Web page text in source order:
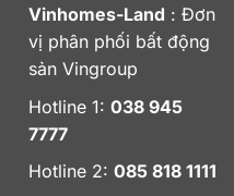
Vinhomes-Land : Đơn
vị phân phối bất động
sản Vingroup
Hotline 1: 038 945
7777
Hotline 2: 085 818 1111